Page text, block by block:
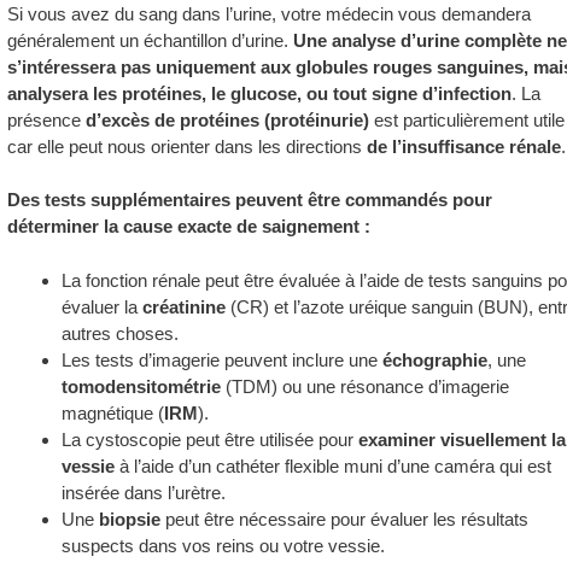
Si vous avez du sang dans l’urine, votre médecin vous demandera
généralement un échantillon d’urine. Une analyse d’urine complète ne
s’intéressera pas uniquement aux globules rouges sanguines,
analysera les protéines, le glucose, ou tout signe d’infection. La
présence d’excès de protéines (protéinurie) est particulièrement utile
car elle peut nous orienter dans les directions de l’insuffisance rénale.
Des tests supplémentaires peuvent être commandés pour
déterminer la cause exacte de saignement :
La fonction rénale peut être évaluée à l’aide de tests sanguins
évaluer la créatinine (CR) et l’azote uréique sanguin (BUN),
autres choses.
Les tests d’imagerie peuvent inclure une échographie, une
tomodensitométrie (TDM) ou une résonance d’imagerie
magnétique (IRM).
La cystoscopie peut être utilisée pour examiner visuellement la
vessie à l’aide d’un cathéter flexible muni d’une caméra qui est
insérée dans l’urètre.
Une biopsie peut être nécessaire pour évaluer les résultats
suspects dans vos reins ou votre vessie.